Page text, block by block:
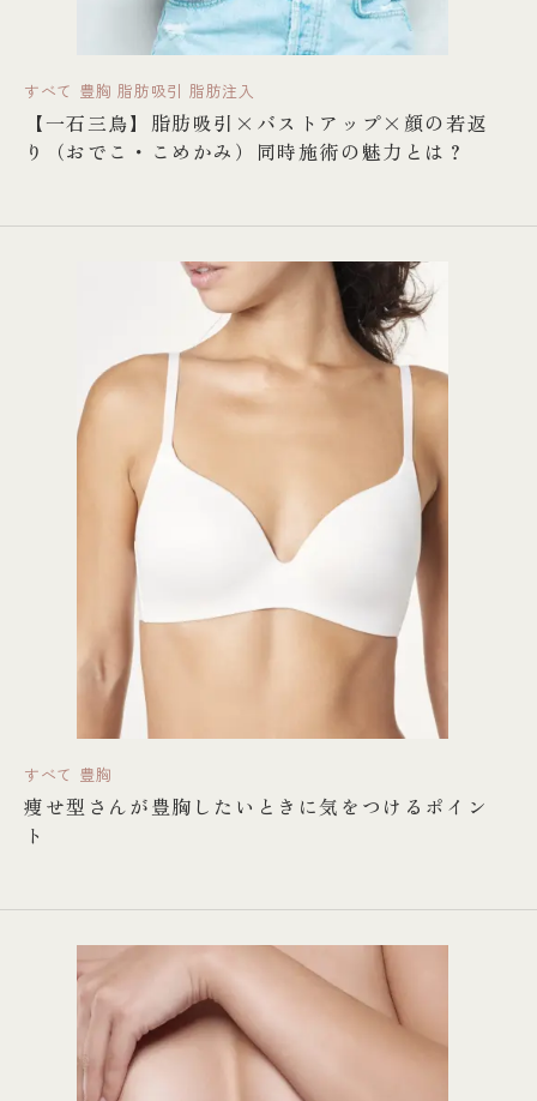
すべて 豊胸 脂肪吸引 脂肪注入
【一石三鳥】脂肪吸引×バストアップ×顔の若返
り（おでこ・こめかみ）同時施術の魅力とは？
すべて 豊胸
痩せ型さんが豊胸したいときに気をつけるポイン
ト